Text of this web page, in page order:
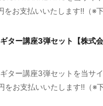
をお支払いいたします!!（※
ター講座3弾セット【株式
ター講座3弾セットを当サ
をお支払いいたします!!（※